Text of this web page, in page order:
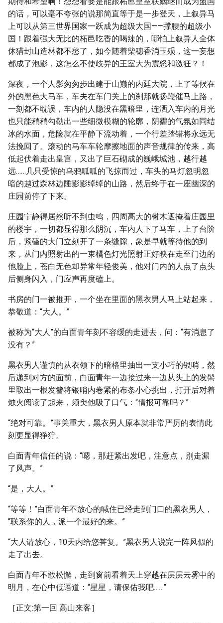
的话，可以毫不夸张的说那简直等于是一步登天，上叙异马
上可以从第三世界国家一跃成为超级大国——撑腰的超级小
国！跟着强大无比的柘邑吃香的喝辣的，哪怕上叙异人全体
休猎封山造林都不愁了，如今随着柴穗香消玉殒，这一妄想
都成了泡影，这怎么不使歧异的王室大为震怒和激狂？！
深夜，一个人影匆匆步出建于山巅的内廷大院，上了等候在
外的黑色大马车，车夫在车门关上的刹那就扬鞭催马上路，
一刻都不耽误，车内的人隐没在黑暗里，连洒入车内的月光
也只能稍稍勾勒出一些细微模糊的轮廓，阴霾的气氛如同结
冰的水面，危险就在平静下流动着，一个行差踏错将永远无
法挽回了。滚动的马车车轮摩擦地面的声音规律的传来，高
低起伏着走出皇宫，又出了巨石砌成的巍峨城池，越行越
远……几只受惊的乌鸦呱呱的飞掠而过，车头的马灯忽明忽
暗的越过森林边陲影影绰绰的山路，然后终于在一座幽深的
庄园前停了下来。
庄园宁静得居然听不到虫鸣，四周高大的树木遮掩着庄园里
的楼宇，一切都显得那么阴沉，车内人下了马车，上了台阶
后，紧磕的大门立刻开了一条缝隙，象是早就等待他的到
来，从门内照射出的一束橘色灯光照射正好映在走至门边的
他脸上，苍白无色却异常年轻俊美，他对门内的人点了点头
后侧身闪入，门应声再度磕上。
书房的门一被推开，一个坐在里面的黑衣男人马上站起来，
恭敬道：“大人。”
被称为“大人”的白面青年刻不容缓的走进去，问：“有消息了
没有？”
黑衣男人谨慎的从衣领下的暗格里抽出一支小巧的银哨，然
后递到对方的面前，白面青年一边接过来一边从头上的发髻
里取出一根发簪将银哨内卷紧的布条小心挑出，打开后对着
烛火阅读了起来，须臾他吸了口气：“情报可靠吗？”
“绝对可靠。”事关重大，黑衣男人原本就非常严厉的表情此
刻更显得狰狞。
白面青年信任的说：“嗯，那赶紧出发吧，注意点，别走漏
了风声。”
“是，大人。”
“等等！”白面青年不放心的喊住已经走到门口的黑衣男人，
“联系你的人，派一个最好的来。”
“大人请放心，10天内给您答复。”黑衣男人说完一阵风似的
走了出去。
白面青年不敢松懈，走到窗前看着天上穿越在层层云雾中的
明月，在心中低语道：“星星，请保佑我吧……”
［正文:第一回 高山来客］